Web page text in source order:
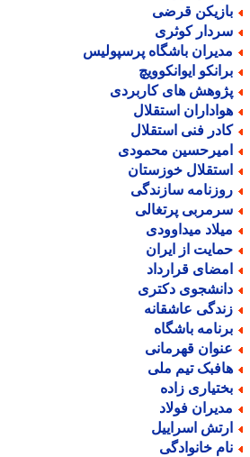
قرضی
کوثری
باشگاه پرسپولیس
ایوانکوویچ
های کاربردی
استقلال
فنی استقلال
محمودی
خوزستان
سازندگی
پرتغالی
میداوودی
از ایران
قرارداد
دکتری
عاشقانه
باشگاه
قهرمانی
تیم ملی
زاده
فولاد
اسراییل
خانوادگی